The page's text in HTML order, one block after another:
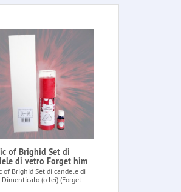
of Brighid Set di
di vetro Forget him
of Brighid Set di candele di
(o lei) (Forget...